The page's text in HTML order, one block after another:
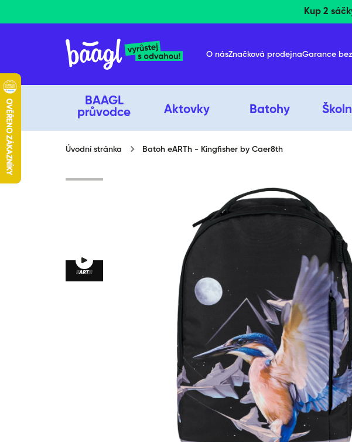
Nákup
O násZnačková prodejnaGarance
BAAGL
průvodce
Aktovky Batohy
Úvodní stránka Batoh eARTh - Kingfisher by Caer8th